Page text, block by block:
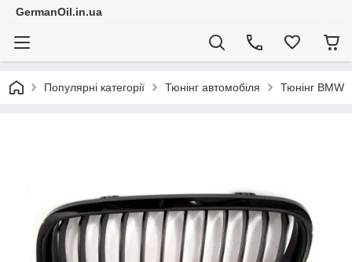
GermanOil.in.ua
Популярні категорії Тюнінг автомобіля Тюнінг BMW